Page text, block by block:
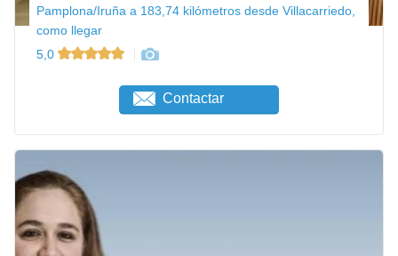
Pamplona/Iruña a 183,74 kilómetros desde Villacarriedo,
como llegar
5,0
Contactar